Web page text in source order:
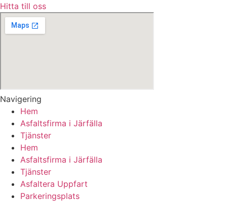
Hitta till oss
Navigering
Hem
Asfaltsfirma i Järfälla
Tjänster
Hem
Asfaltsfirma i Järfälla
Tjänster
Asfaltera Uppfart
Parkeringsplats